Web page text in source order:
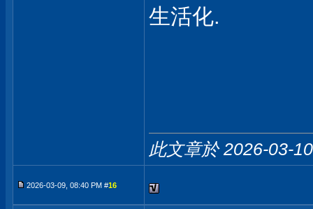
生活化.
此文章於 2026-03-
2026-03-09, 08:40 PM #16